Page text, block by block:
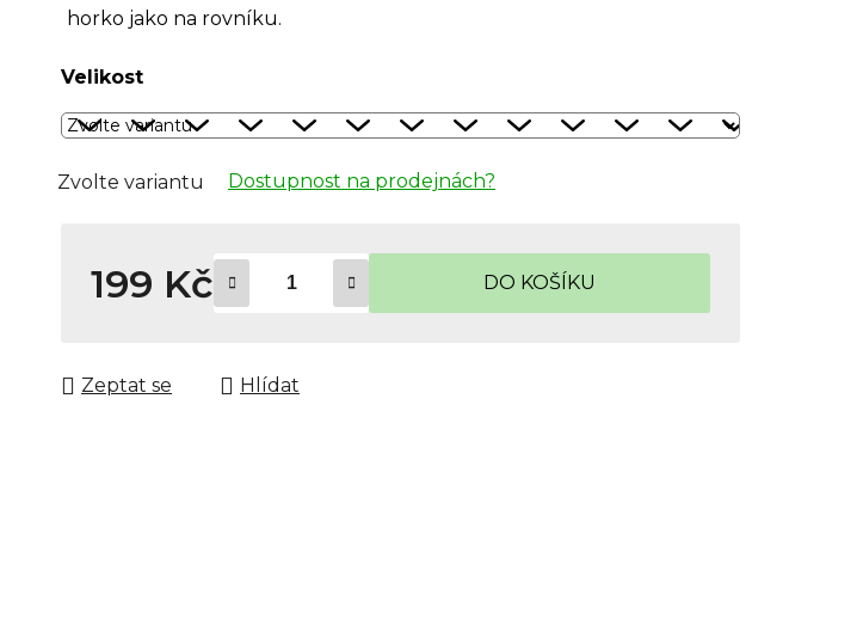
horko jako na rovníku.
Velikost
Zvolte variantu Dostupnost na prodejnách?
199 Kč DO KOŠÍKU
Zeptat se Hlídat